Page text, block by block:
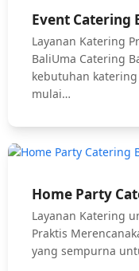
Event Catering
Layanan Katering
BaliUma Catering
kebutuhan
mulai…
Home Party
Layanan Katering
Praktis
yang sempurna